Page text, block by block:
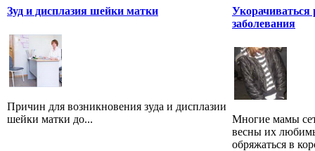
Зуд и дисплазия шейки матки
Причин для возникновения зуда и дисплазии
шейки матки до...
Укорачиваться
заболевания
Многие мамы
весны их
обряжаться в